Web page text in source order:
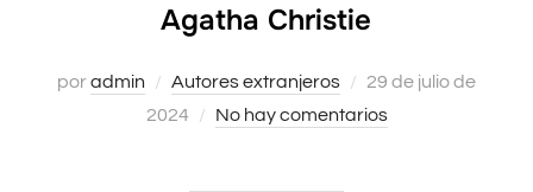
Agatha Christie
poradmin Autores extranjeros
Publicado
el
29 de julio de
2024
No hay comentarios